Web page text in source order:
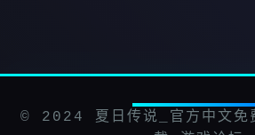
© 2024 夏日传说_官方中文